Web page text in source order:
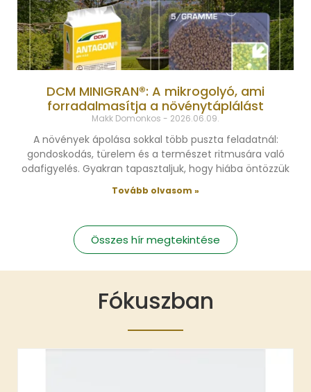
DCM MINIGRAN®: A mikrogolyó, ami
forradalmasítja a növénytáplálást
Makk Domonkos 2026.06.09.
A növények ápolása sokkal több puszta feladatnál:
gondoskodás, türelem és a természet ritmusára való
odafigyelés. Gyakran tapasztaljuk, hogy hiába öntözzük
Tovább olvasom »
Összes hír megtekintése
Fókuszban